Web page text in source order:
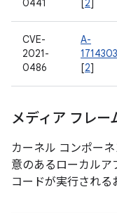
0441 2
CVE-
2021-
0486
A-
[2]
メディア フレー
カーネル コンポー
意のあるローカルア
コードが実行される